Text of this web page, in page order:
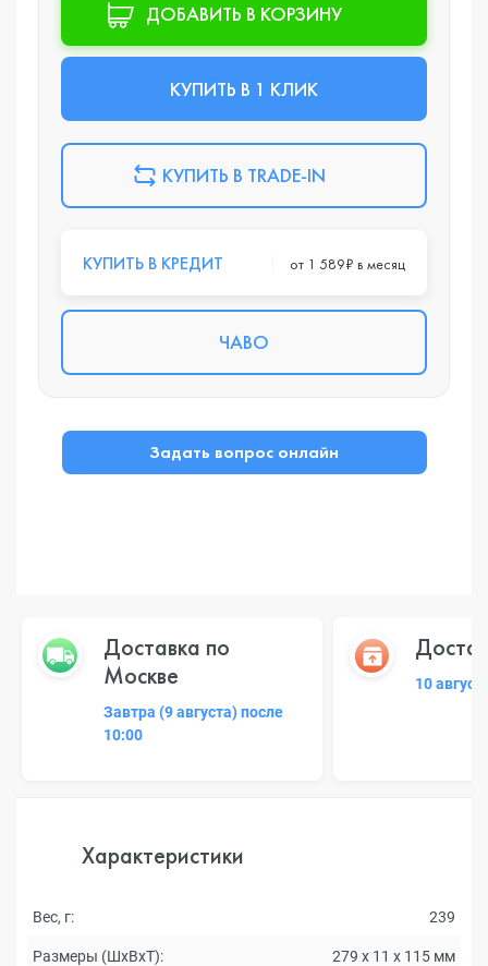
ДОБАВИТЬ В КОРЗИНУ
КУПИТЬ В 1 КЛИК
КУПИТЬ В TRADE-IN
КУПИТЬ В КРЕДИТ от 1 589₽ в месяц
ЧАВО
Задать вопрос онлайн
Доставка по
Москве
Завтра (9 августа) после
10:00
10
Характеристики
Вес, г: 239
Размеры (ШxВxТ): 279 x 11 x 115 мм